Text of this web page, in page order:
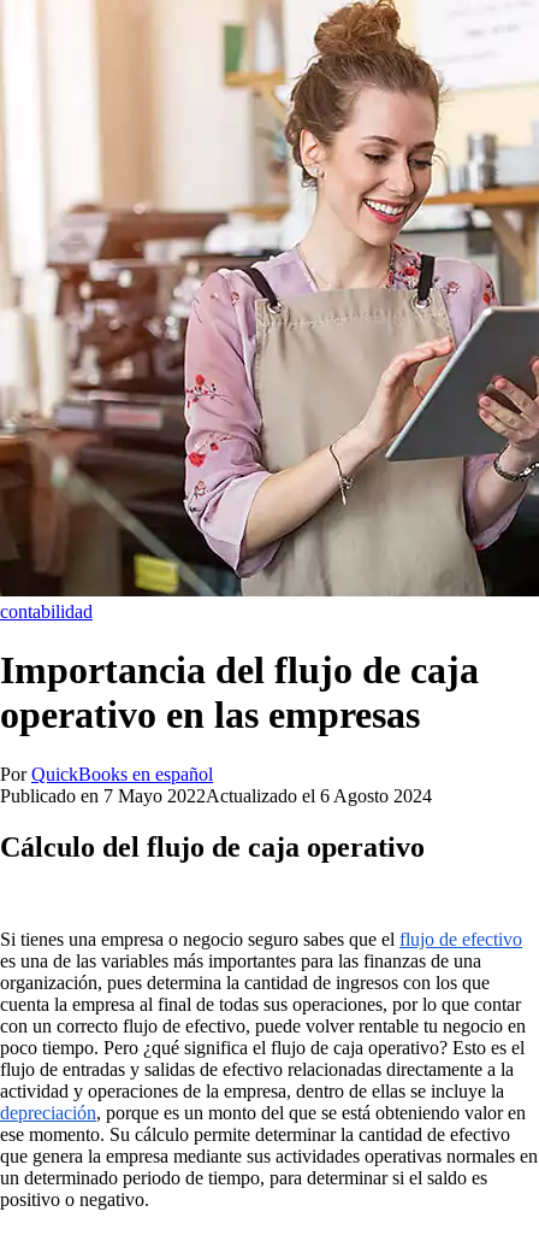
contabilidad
Importancia del flujo de caja
operativo en las empresas
Por QuickBooks en español
Publicado en 7 Mayo 2022Actualizado el 6 Agosto 2024
Cálculo del flujo de caja operativo
Si tienes una empresa o negocio seguro sabes que el flujo de efectivo
es una de las variables más importantes para las finanzas de una
organización, pues determina la cantidad de ingresos con los que
cuenta la empresa al final de todas sus operaciones, por lo que contar
con un correcto flujo de efectivo, puede volver rentable tu negocio en
poco tiempo. Pero ¿qué significa el flujo de caja operativo? Esto es el
flujo de entradas y salidas de efectivo relacionadas directamente a la
actividad y operaciones de la empresa, dentro de ellas se incluye la
depreciación, porque es un monto del que se está obteniendo valor en
ese momento. Su cálculo permite determinar la cantidad de efectivo
que genera la empresa mediante sus actividades operativas normales en
un determinado periodo de tiempo, para determinar si el saldo es
positivo o negativo.